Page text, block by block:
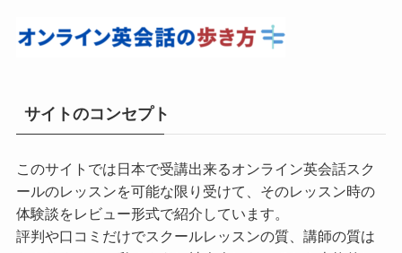
サイトのコンセプト
このサイトでは日本で受講出来るオンライン英会話スク
ールのレッスンを可能な限り受けて、そのレッスン時の
体験談をレビュー形式で紹介しています。
評判や口コミだけでスクールレッスンの質、講師の質は